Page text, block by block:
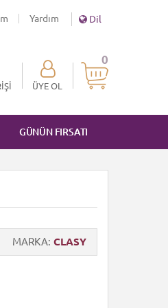
Yardım Dil
0
ÜYE OL
GÜNÜN FIRSATI
MARKA CLASY